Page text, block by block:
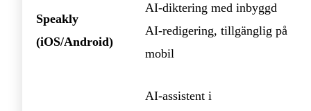
Speakly
(iOS/Android)
AI‑diktering med inbyggd
AI‑redigering, tillgänglig på
mobil
AI‑assistent i